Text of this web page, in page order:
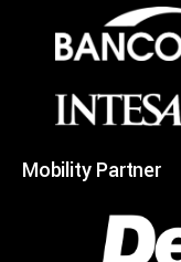
Mobility Partner